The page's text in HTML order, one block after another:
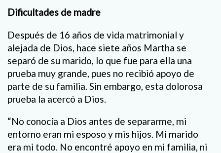
Dificultades de madre
Después de 16 años de vida matrimonial y
alejada de Dios, hace siete años Martha se
separó de su marido, lo que fue para ella una
prueba muy grande, pues no recibió apoyo de
parte de su familia. Sin embargo, esta dolorosa
prueba la acercó a Dios.
“No conocía a Dios antes de separarme, mi
entorno eran mi esposo y mis hijos. Mi marido
era mi todo. No encontré apoyo en mi familia, ni